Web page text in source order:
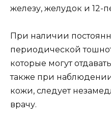
железу, желудок и 12-
При наличии
периодической
которые могут
также при
кожи, следует
врачу.